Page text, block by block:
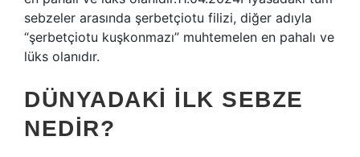
sebzeler arasında şerbetçiotu filizi, diğer adıyla
“şerbetçiotu kuşkonmazı” muhtemelen en pahalı ve
lüks olanıdır.
DÜNYADAKI ILK SEBZE
NEDIR?